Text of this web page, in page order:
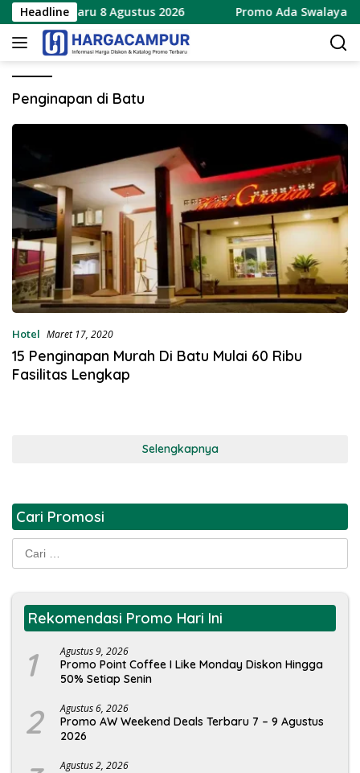
Langsung
ke
konten
Headline
8.8 Terbaru 8 Agustus 2026 Promo Ada Swalayan
Penginapan di Batu
Hotel Maret 17, 2020
15 Penginapan Murah Di Batu Mulai 60 Ribu
Fasilitas Lengkap
Selengkapnya
Cari Promosi
Cari
untuk:
Rekomendasi Promo Hari Ini
1 Agustus 9, 2026
Promo Point Coffee I Like Monday Diskon Hingga
50% Setiap Senin
2 Agustus 6, 2026
Promo AW Weekend Deals Terbaru 7 – 9 Agustus
2026
Agustus 2, 2026